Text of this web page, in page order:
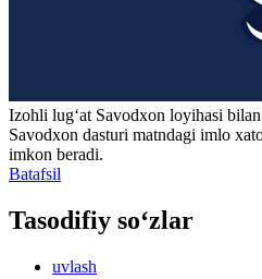
Izohli lugʻat Savodxon loyihasi
Savodxon dasturi matndagi imlo
imkon beradi.
Batafsil
Tasodifiy so‘zlar
uvlash